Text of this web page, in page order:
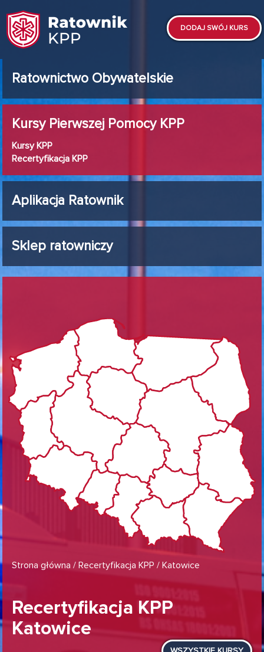
DODAJ SWÓJ KURS
Ratownictwo Obywatelskie
Kursy Pierwszej Pomocy KPP
Kursy KPP
Recertyfikacja KPP
Aplikacja Ratownik
Sklep ratowniczy
Strona główna / Recertyfikacja KPP / Katowice
Recertyfikacja KPP
Katowice